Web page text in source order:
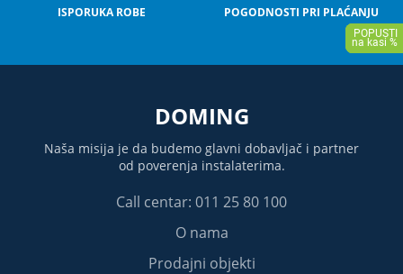
ISPORUKA ROBE POGODNOSTI PRI PLAĆANJU
DOMING
Naša misija je da budemo glavni dobavljač i partner
od poverenja instalaterima.
Call centar: 011 25 80 100
O nama
Prodajni objekti